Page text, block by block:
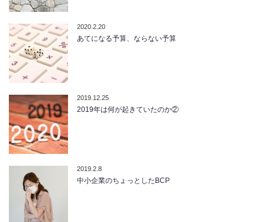
2020.2.20
あてになる予算、ならない予算
2019.12.25
2019年は何が起きていたのか②
2019.2.8
中小企業のちょっとしたBCP